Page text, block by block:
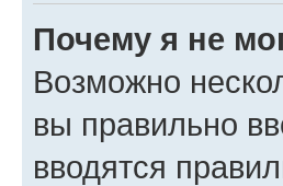
Почему я не
Возможно
вы правильно
вводятся